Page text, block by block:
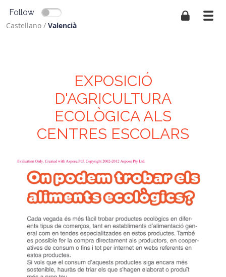
Follow
Castellano / Valencià
EXPOSICIÓ
D'AGRICULTURA
ECOLÒGICA ALS
CENTRES ESCOLARS